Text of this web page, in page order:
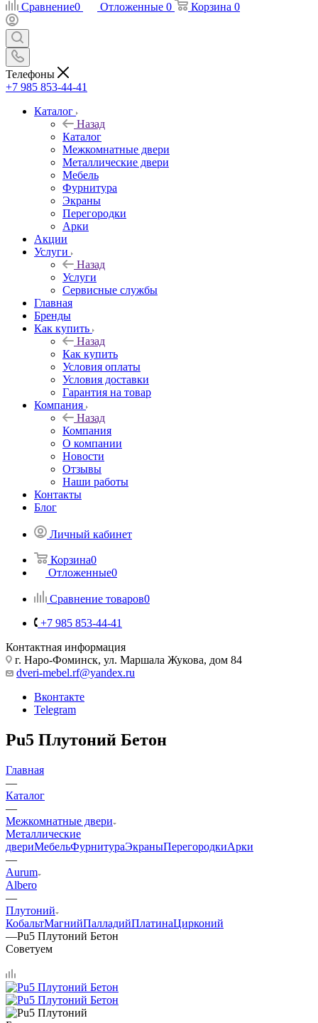
Сравнение0 Отложенные 0 Корзина 0
Телефоны
+7 985 853-44-41
Каталог
Назад
Каталог
Межкомнатные двери
Металлические двери
Мебель
Фурнитура
Экраны
Перегородки
Арки
Акции
Услуги
Назад
Услуги
Сервисные службы
Главная
Бренды
Как купить
Назад
Как купить
Условия оплаты
Условия доставки
Гарантия на товар
Компания
Назад
Компания
О компании
Новости
Отзывы
Наши работы
Контакты
Блог
Личный кабинет
Корзина0
Отложенные0
Сравнение товаров0
+7 985 853-44-41
Контактная информация
г. Наро-Фоминск, ул. Маршала Жукова, дом 84
dveri-mebel.rf@yandex.ru
Вконтакте
Telegram
Pu5 Плутоний Бетон
Главная
—
Каталог
—
Межкомнатные двери
Металлические
двериМебельФурнитураЭкраныПерегородкиАрки
—
Aurum
Albero
—
Плутоний
КобальтМагнийПалладийПлатинаЦирконий
—Pu5 Плутоний Бетон
Советуем